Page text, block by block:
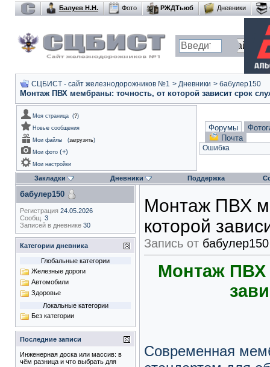
Балуев Н.Н. Фото РЖДТьюб Дневники
СЦБИСТ - сайт железнодорожников №1 > Дневники > бабулер150
Монтаж ПВХ мембраны: точность, от которой зависит срок
Моя страница (?)
Новые сообщения
Мои файлы
(загрузить)
Мои фото (+)
Мои настройки
Форумы
Почта
Ошибка
Закладки Дневники Поддержка
Монтаж ПВХ
которой
Запись от бабулер150
Монтаж ПВХ
Современная
бабулер150
Регистрация 24.05.2026
Сообщ. 3
Записей в дневнике 30
Категории дневника
Глобальные категории
Железные дороги
Автомобили
Здоровье
Локальные категории
Без категории
Последние записи
Инженерная доска или массив: в
чём разница и что выбрать для